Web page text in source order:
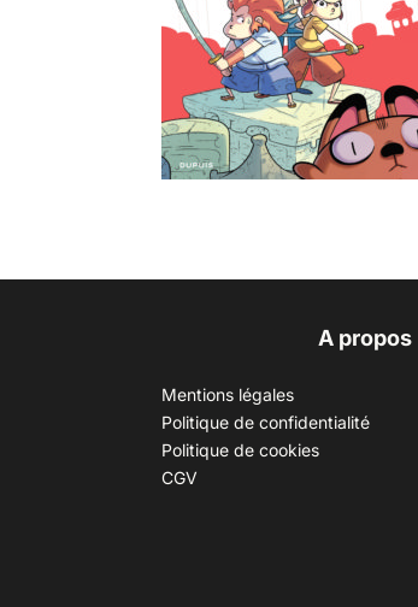
A propos
Mentions légales
Politique de confidentialité
Politique de cookies
CGV